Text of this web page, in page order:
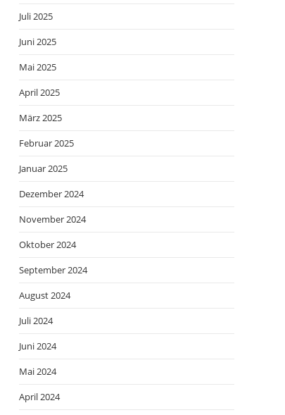
Juli 2025
Juni 2025
Mai 2025
April 2025
März 2025
Februar 2025
Januar 2025
Dezember 2024
November 2024
Oktober 2024
September 2024
August 2024
Juli 2024
Juni 2024
Mai 2024
April 2024